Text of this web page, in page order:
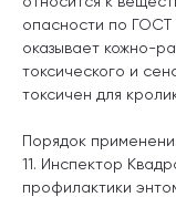
опасности по ГОСТ
оказывает кожно-
токсического и
токсичен для
Порядок
11. Инспектор
профилактики